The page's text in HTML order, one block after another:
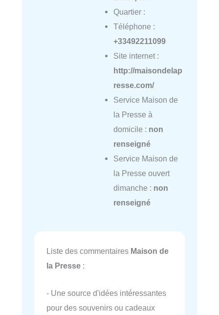
Quartier :
Téléphone :
+33492211099
Site internet :
http://maisondelap
resse.com/
Service Maison de
la Presse à
domicile : non
renseigné
Service Maison de
la Presse ouvert
dimanche : non
renseigné
Liste des commentaires Maison de
la Presse :
- Une source d'idées intéressantes
pour des souvenirs ou cadeaux